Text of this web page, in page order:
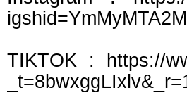
TIKTOK : https://